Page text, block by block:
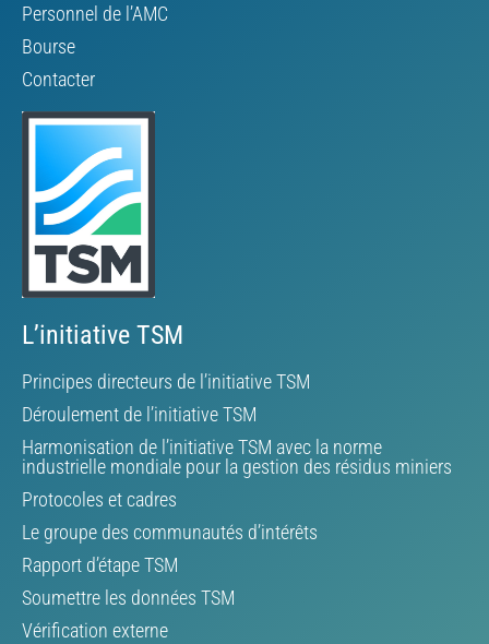
Personnel de l’AMC
Bourse
Contacter
L’initiative TSM
Principes directeurs de l’initiative TSM
Déroulement de l’initiative TSM
Harmonisation de l’initiative TSM avec la norme
industrielle mondiale pour la gestion des résidus miniers
Protocoles et cadres
Le groupe des communautés d’intérêts
Rapport d’étape TSM
Soumettre les données TSM
Vérification externe